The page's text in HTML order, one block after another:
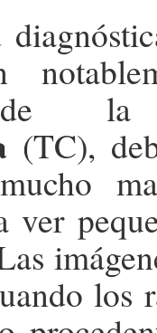
de
(TC),
ver
los